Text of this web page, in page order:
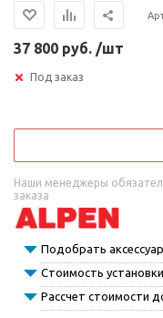
37 800 руб. /шт
Под заказ
Наши менеджеры
заказа
Подобрать
Стоимость установки
Рассчет стоимости